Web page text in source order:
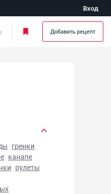
Вход
Добавить рецепт
гренки
канапе
рулеты